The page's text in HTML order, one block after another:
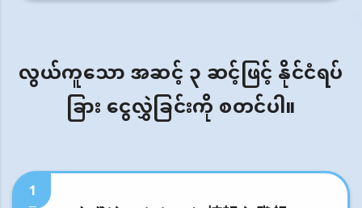
လွယ်ကူသော အဆင့် ၃ ဆင့်ဖြင့် နိုင်ငံရပ်
ခြား ငွေလွှဲခြင်းကို စတင်ပါ။
1